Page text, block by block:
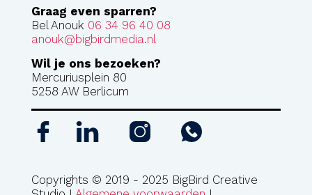
Graag even sparren?
Bel Anouk 06 34 96 40 08
anouk@bigbirdmedia.nl
Wil je ons bezoeken?
Mercuriusplein 80
5258 AW Berlicum
Copyrights © 2019 - 2025 BigBird Creative